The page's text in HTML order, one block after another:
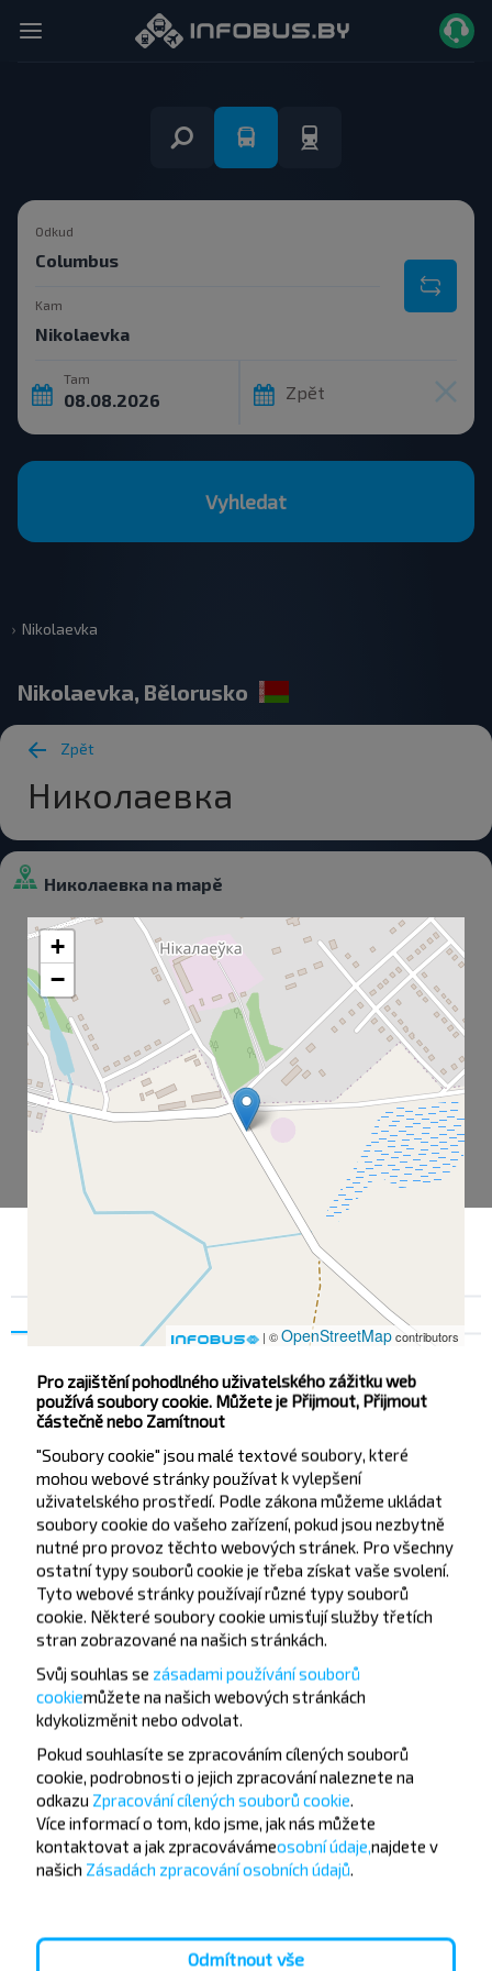
Odkud
Kam
Tam
Zpět
Vyhledat
Nikolaevka
Nikolaevka, Bělorusko
Zpět
Николаевка
Николаевка na mapě
+
−
| ©OpenStreetMapcontributors
Николаевка
Николаевка-1
Chcete cestovat
levněji?
Nenechte si ujít akce, slevy a další zajímavé nabídky
od společnosti INFOBUS. Přihlaste se k odběru
novinek a cestujte s námi levněji!
Přihlásit se
O nás
Pro zajištění pohodlného uživatelského zážitku web
používá soubory cookie. Můžete je Přijmout, Přijmout
částečně nebo Zamítnout
"Soubory cookie" jsou malé textové soubory, které
mohou webové stránky používat k vylepšení
uživatelského prostředí. Podle zákona můžeme ukládat
soubory cookie do vašeho zařízení, pokud jsou nezbytně
nutné pro provoz těchto webových stránek. Pro všechny
ostatní typy souborů cookie je třeba získat vaše svolení.
Tyto webové stránky používají různé typy souborů
cookie. Některé soubory cookie umisťují služby třetích
stran zobrazované na našich stránkách.
Svůj souhlas se zásadami používání souborů
cookiemůžete na našich webových stránkách
kdykolizměnit nebo odvolat.
Pokud souhlasíte se zpracováním cílených souborů
cookie, podrobnosti o jejich zpracování naleznete na
odkazu Zpracování cílených souborů cookie.
Více informací o tom, kdo jsme, jak nás můžete
kontaktovat a jak zpracovávámeosobní údaje,najdete v
našich Zásadách zpracování osobních údajů.
Odmítnout vše